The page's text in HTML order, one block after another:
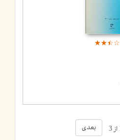
☆☆☆☆
★★★★
بعدی